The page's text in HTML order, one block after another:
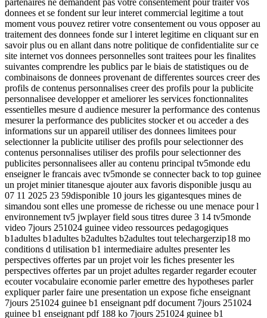
donnees et se fondent sur leur interet commercial legitime a tout
moment vous pouvez retirer votre consentement ou vous opposer au
traitement des donnees fonde sur l interet legitime en cliquant sur en
savoir plus ou en allant dans notre politique de confidentialite sur ce
site internet vos donnees personnelles sont traitees pour les finalites
suivantes comprendre les publics par le biais de statistiques ou de
combinaisons de donnees provenant de differentes sources creer des
profils de contenus personnalises creer des profils pour la publicite
personnalisee developper et ameliorer les services fonctionnalites
essentielles mesure d audience mesurer la performance des contenus
mesurer la performance des publicites stocker et ou acceder a des
informations sur un appareil utiliser des donnees limitees pour
selectionner la publicite utiliser des profils pour selectionner des
contenus personnalises utiliser des profils pour selectionner des
publicites personnalisees aller au contenu principal tv5monde edu
enseigner le francais avec tv5monde se connecter back to top guinee
un projet minier titanesque ajouter aux favoris disponible jusqu au
07 11 2025 23 59disponible 10 jours les gigantesques mines de
simandou sont elles une promesse de richesse ou une menace pour l
environnement tv5 jwplayer field sous titres duree 3 14 tv5monde
video 7jours 251024 guinee video ressources pedagogiques
b1adultes b1adultes b2adultes b2adultes tout telechargerzip18 mo
conditions d utilisation b1 intermediaire adultes presenter les
perspectives offertes par un projet voir les fiches presenter les
perspectives offertes par un projet adultes regarder regarder ecouter
ecouter vocabulaire economie parler emettre des hypotheses parler
expliquer parler faire une presentation un expose fiche enseignant
7jours 251024 guinee b1 enseignant pdf document 7jours 251024
guinee b1 enseignant pdf 188 ko 7jours 251024 guinee b1